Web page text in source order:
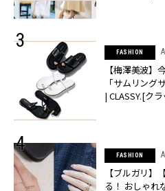
FASHION
【梅澤美波】
「サムリング
| CLASSY.[ク
FASHION
【ブルガリ】
る！ おしゃれ